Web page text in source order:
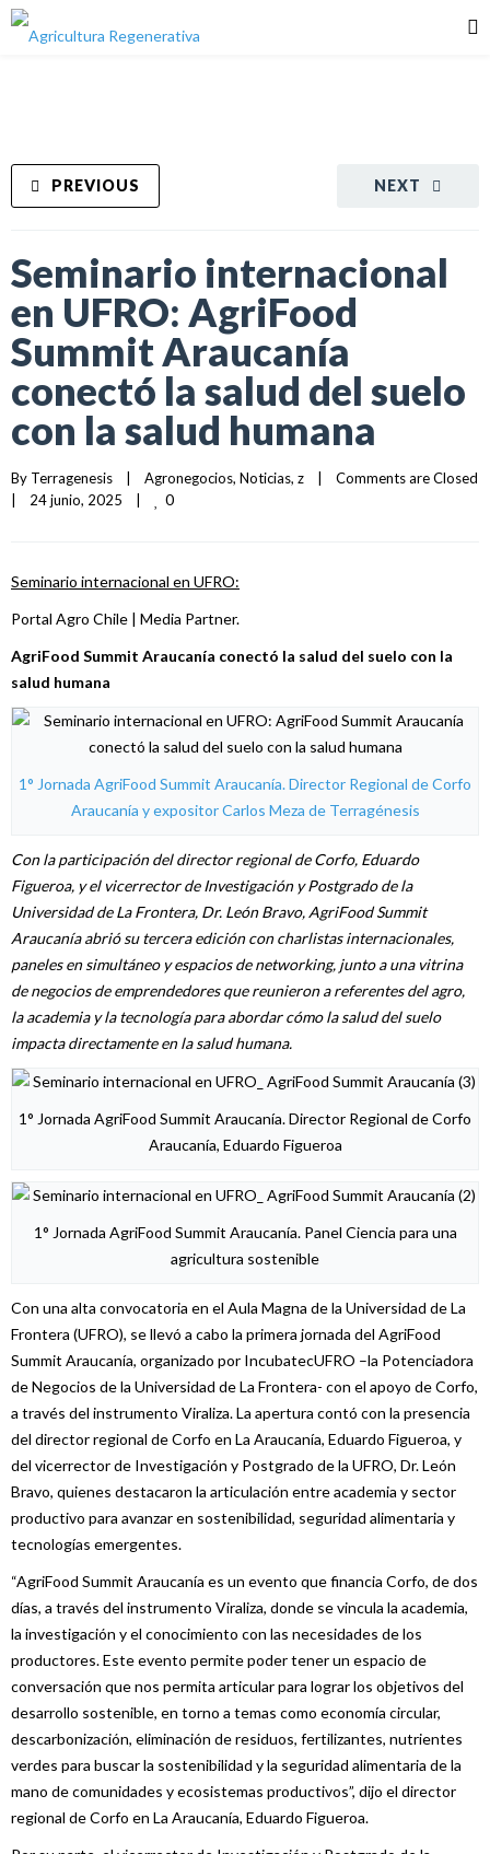
NEXT
PREVIOUS
Seminario internacional
en UFRO: AgriFood
Summit Araucanía
conectó la salud del suelo
con la salud humana
By Terragenesis Agronegocios, Noticias, z
Comments are Closed
24 junio, 2025 0
Seminario internacional en UFRO:
Portal Agro Chile | Media Partner.
AgriFood Summit Araucanía conectó la salud del suelo con la
salud humana
1° Jornada AgriFood Summit Araucanía. Director Regional de Corfo
Araucanía y expositor Carlos Meza de Terragénesis
Con la participación del director regional de Corfo, Eduardo
Figueroa, y el vicerrector de Investigación y Postgrado de la
Universidad de La Frontera, Dr. León Bravo, AgriFood Summit
Araucanía abrió su tercera edición con charlistas internacionales,
paneles en simultáneo y espacios de networking, junto a una vitrina
de negocios de emprendedores que reunieron a referentes del agro,
la academia y la tecnología para abordar cómo la salud del suelo
impacta directamente en la salud humana.
1° Jornada AgriFood Summit Araucanía. Director Regional de Corfo
Araucanía, Eduardo Figueroa
1° Jornada AgriFood Summit Araucanía. Panel Ciencia para una
agricultura sostenible
Con una alta convocatoria en el Aula Magna de la Universidad de La
Frontera (UFRO), se llevó a cabo la primera jornada del AgriFood
Summit Araucanía, organizado por IncubatecUFRO –la Potenciadora
de Negocios de la Universidad de La Frontera- con el apoyo de Corfo,
a través del instrumento Viraliza. La apertura contó con la presencia
del director regional de Corfo en La Araucanía, Eduardo Figueroa, y
del vicerrector de Investigación y Postgrado de la UFRO, Dr. León
Bravo, quienes destacaron la articulación entre academia y sector
productivo para avanzar en sostenibilidad, seguridad alimentaria y
tecnologías emergentes.
“AgriFood Summit Araucanía es un evento que financia Corfo, de dos
días, a través del instrumento Viraliza, donde se vincula la academia,
la investigación y el conocimiento con las necesidades de los
productores. Este evento permite poder tener un espacio de
conversación que nos permita articular para lograr los objetivos del
desarrollo sostenible, en torno a temas como economía circular,
descarbonización, eliminación de residuos, fertilizantes, nutrientes
verdes para buscar la sostenibilidad y la seguridad alimentaria de la
mano de comunidades y ecosistemas productivos”, dijo el director
regional de Corfo en La Araucanía, Eduardo Figueroa.